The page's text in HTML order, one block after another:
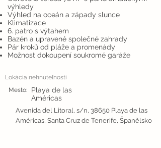
výhledy
Výhled na oceán a západy slunce
Klimatizace
6. patro s výtahem
Bazén a upravené společné zahrady
Pár kroků od pláže a promenády
Možnost dokoupení soukromé garáže
Lokácia nehnuteľnosti
Mesto:
Playa de las
Américas
Avenida del Litoral, s/n, 38650 Playa de las
Américas, Santa Cruz de Tenerife, Španělsko